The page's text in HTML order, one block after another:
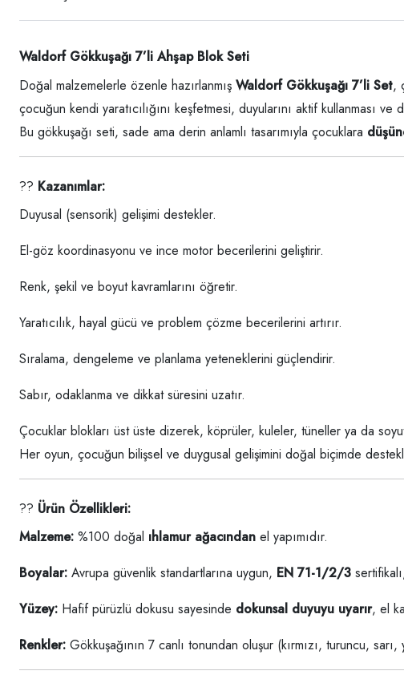
Waldorf Gökkuşağı 7’li Ahşap Blok Seti
Doğal malzemelerle özenle hazırlanmış Waldorf Gökkuşağı 7’li Set,
çocuğun kendi yaratıcılığını keşfetmesi, duyularını aktif kullanması
Bu gökkuşağı seti, sade ama derin anlamlı tasarımıyla çocuklara
?? Kazanımlar:
Duyusal (sensorik) gelişimi destekler.
El-göz koordinasyonu ve ince motor becerilerini geliştirir.
Renk, şekil ve boyut kavramlarını öğretir.
Yaratıcılık, hayal gücü ve problem çözme becerilerini artırır.
Sıralama, dengeleme ve planlama yeteneklerini güçlendirir.
Sabır, odaklanma ve dikkat süresini uzatır.
Çocuklar blokları üst üste dizerek, köprüler, kuleler, tüneller ya da
Her oyun, çocuğun bilişsel ve duygusal gelişimini doğal biçimde
?? Ürün Özellikleri:
Malzeme: %100 doğal ıhlamur ağacından el yapımıdır.
Boyalar: Avrupa güvenlik standartlarına uygun, EN 71-1/2/3
Yüzey: Hafif pürüzlü dokusu sayesinde dokunsal duyuyu uyarır, el
Renkler: Gökkuşağının 7 canlı tonundan oluşur (kırmızı, turuncu,